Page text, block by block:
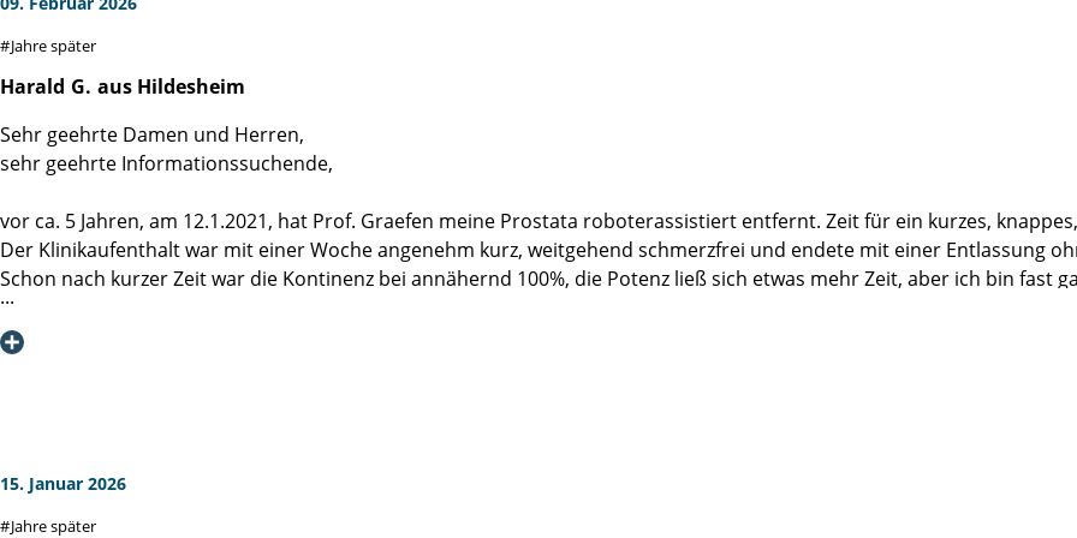
Ich danke allen Beteiligten für dieses einmalige Erlebnis - Man(n) hat ja nur eine Prostata - und hoffe, dass alles so gut
Jahre später
Harald G. aus Hildesheim
Sehr geehrte Damen und Herren,
sehr geehrte Informationssuchende,
vor ca. 5 Jahren, am 12.1.2021, hat Prof. Graefen meine Prostata roboterassistiert entfernt. Zeit für ein kurzes,
Der Klinikaufenthalt war mit einer Woche angenehm kurz, weitgehend schmerzfrei und endete mit einer Entlassung
Schon nach kurzer Zeit war die Kontinenz bei annähernd 100%, die Potenz ließ sich etwas mehr Zeit, aber ich bin fast
Die regelmäßigen Nachsorgeuntersuchungen lassen mich auf dauerhafte Krebsfreiheit hoffen.
Professor Graefen, vielen Dank für die hervorragende Operation,
Ich bin sicher, dass auch woanders sehr gute Arbeit geleistet wird, aber dieses geballte Fachwissen ist so einzigartig,
15. Januar 2026
Jahre später